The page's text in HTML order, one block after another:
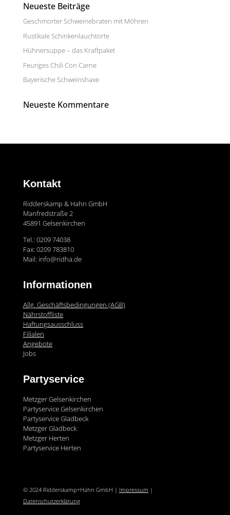
Neueste Beiträge
Geschmorter Schweinebraten mit Möhren
Rustikale Schinkenlauchtorte
Hühnersuppe – das Kraftpaket
Feuriges Chili Con Carne
Bayerische Schweinshaxe
Neueste Kommentare
Kontakt
Ridderskamp & Hahn GmbH
Manfredstraße 2
45891 Gelsenkirchen
Tel.: 0209 74038
Fax: 0209 783810
Mail: info@ridha.de
Informationen
Allg. Geschäftsbedingungen (AGB)
Nährstoffliste
Haftungsausschluss
Filialen
Angebote
Jobs
Partyservice
Metzger Gelsenkirchen
Partyservice Gelsenkirchen
Partyservice Gladbeck
Metzger Gladbeck
Metzger Herten
Partyservice Herten
© 2024 Ridderskamp+Hahn GmbH | Impressum |
Datenschutzerklärung